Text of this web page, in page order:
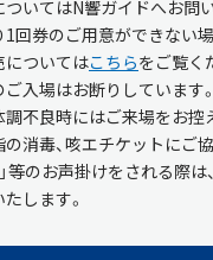
いてはN響ガイドへお問
回券のご用意ができない場
ついてはこちらをご覧く
入場はお断りしています。
不良時にはご来場をお控
消毒、咳エチケットにご協
等のお声掛けをされる際
します。